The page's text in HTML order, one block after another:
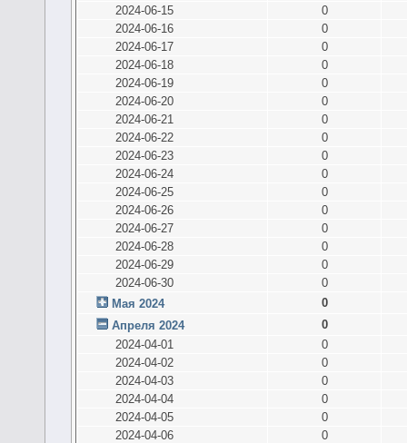
2024-06-15
0
2024-06-16
0
2024-06-17
0
2024-06-18
0
2024-06-19
0
2024-06-20
0
2024-06-21
0
2024-06-22
0
2024-06-23
0
2024-06-24
0
2024-06-25
0
2024-06-26
0
2024-06-27
0
2024-06-28
0
2024-06-29
0
2024-06-30
0
Мая 2024
0
Апреля 2024
0
2024-04-01
0
2024-04-02
0
2024-04-03
0
2024-04-04
0
2024-04-05
0
2024-04-06
0